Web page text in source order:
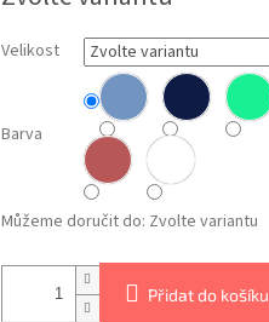
Velikost
Barva
Můžeme doručit do: Zvolte variantu
Přidat do košíku